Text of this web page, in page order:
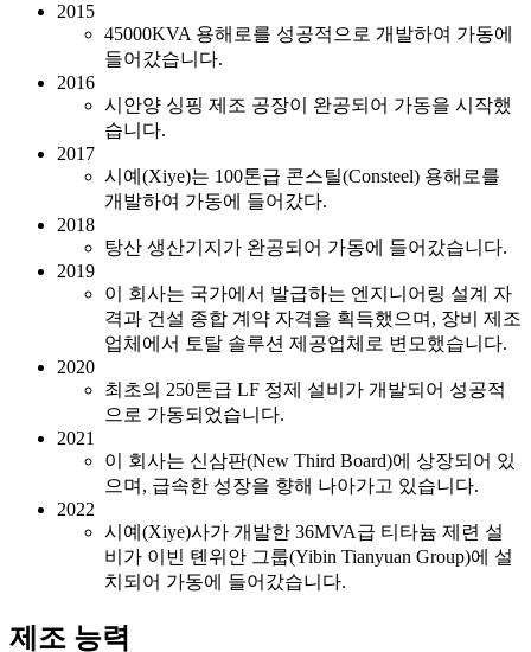
2015
45000KVA 용해로를 성공적으로 개발하여 가동에
들어갔습니다.
2016
시안양 싱핑 제조 공장이 완공되어 가동을 시작했
습니다.
2017
시예(Xiye)는 100톤급 콘스틸(Consteel) 용해로를
개발하여 가동에 들어갔다.
2018
탕산 생산기지가 완공되어 가동에 들어갔습니다.
2019
이 회사는 국가에서 발급하는 엔지니어링 설계 자
격과 건설 종합 계약 자격을 획득했으며, 장비 제조
업체에서 토탈 솔루션 제공업체로 변모했습니다.
2020
최초의 250톤급 LF 정제 설비가 개발되어 성공적
으로 가동되었습니다.
2021
이 회사는 신삼판(New Third Board)에 상장되어 있
으며, 급속한 성장을 향해 나아가고 있습니다.
2022
시예(Xiye)사가 개발한 36MVA급 티타늄 제련 설
비가 이빈 톈위안 그룹(Yibin Tianyuan Group)에 설
치되어 가동에 들어갔습니다.
제조 능력